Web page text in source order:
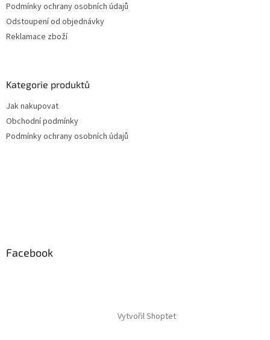
Podmínky ochrany osobních údajů
Odstoupení od objednávky
Reklamace zboží
Kategorie produktů
Jak nakupovat
Obchodní podmínky
Podmínky ochrany osobních údajů
Facebook
Vytvořil Shoptet